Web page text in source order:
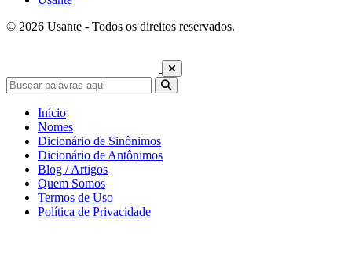
© 2026 Usante - Todos os direitos reservados.
Início
Nomes
Dicionário de Sinônimos
Dicionário de Antônimos
Blog / Artigos
Quem Somos
Termos de Uso
Política de Privacidade